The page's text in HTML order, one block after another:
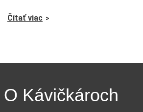
Čítať viac
O Kávičkároch